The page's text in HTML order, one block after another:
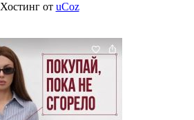
Хостинг от uCoz